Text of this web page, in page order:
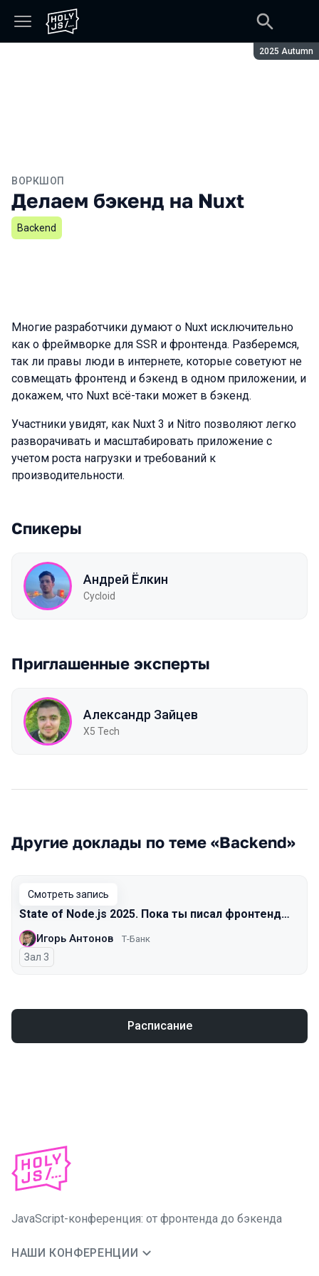
Сезон:
2025 Autumn
ВОРКШОП
Делаем бэкенд на Nuxt
Backend
Многие разработчики думают о Nuxt исключительно
как о фреймворке для SSR и фронтенда. Разберемся,
так ли правы люди в интернете, которые советуют не
совмещать фронтенд и бэкенд в одном приложении, и
докажем, что Nuxt всё-таки может в бэкенд.
Участники увидят, как Nuxt 3 и Nitro позволяют легко
разворачивать и масштабировать приложение с
учетом роста нагрузки и требований к
производительности.
Спикеры
Андрей Ёлкин
Cycloid
Приглашенные эксперты
Александр Зайцев
X5 Tech
Другие доклады по теме «Backend»
Смотреть запись
State of Node.js 2025. Пока ты писал фронтенд…
Игорь Антонов Т-Банк
Зал 3
Расписание
JavaScript-конференция: от фронтенда до бэкенда
НАШИ КОНФЕРЕНЦИИ